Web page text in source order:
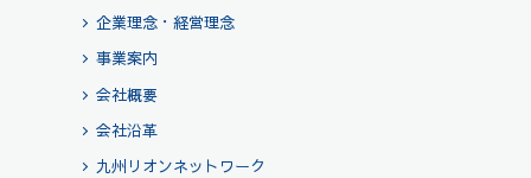
企業理念・経営理念
事業案内
会社概要
会社沿革
九州リオンネットワーク